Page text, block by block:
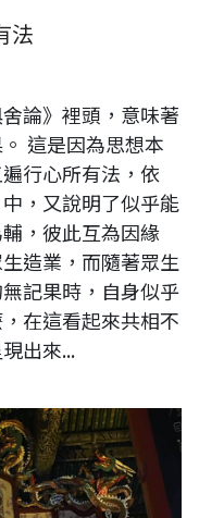
法
論》裡頭，意味著
這是因為思想本
行心所有法，依
，又說明了似乎能
，彼此互為因緣
造業，而隨著眾生
記果時，自身似乎
在這看起來共相不
出來...